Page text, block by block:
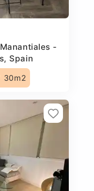
-
Spain
30m2